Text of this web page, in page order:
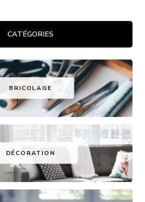
CATÉGORIES
BRICOLAGE
DÉCORATION